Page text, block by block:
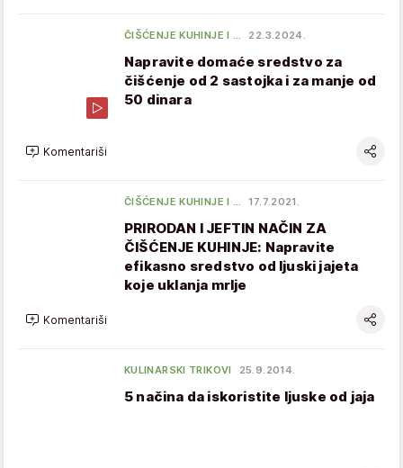
ČIŠĆENJE KUHINJE I … 22.3.2024.
Napravite domaće sredstvo za
čišćenje od 2 sastojka i za manje od
50 dinara
Komentariši
ČIŠĆENJE KUHINJE I … 17.7.2021.
PRIRODAN I JEFTIN NAČIN ZA
ČIŠĆENJE KUHINJE: Napravite
efikasno sredstvo od ljuski jajeta
koje uklanja mrlje
Komentariši
KULINARSKI TRIKOVI 25.9.2014.
5 načina da iskoristite ljuske od jaja